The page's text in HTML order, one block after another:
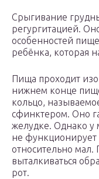
Срыгивание
регургитацией.
особенностей
ребёнка, которая
Пища проходит
нижнем конце
кольцо,
сфинктером. Оно
желудке. Однако у
не
относительно
выталкиваться
рот.